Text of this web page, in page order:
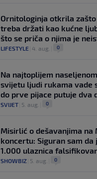
Ornitologinja otkrila zašto
treba držati kao kućne
što se priča o njima je
LIFESTYLE 4. aug. 0
Na najtoplijem
svijetu ljudi rukama vade
do prve pijace putuje dva
SVIJET 5. aug. 0
Misirlić o dešavanjima na
koncertu: Siguran sam da
1.000 ulaznica
SHOWBIZ 5. aug. 0